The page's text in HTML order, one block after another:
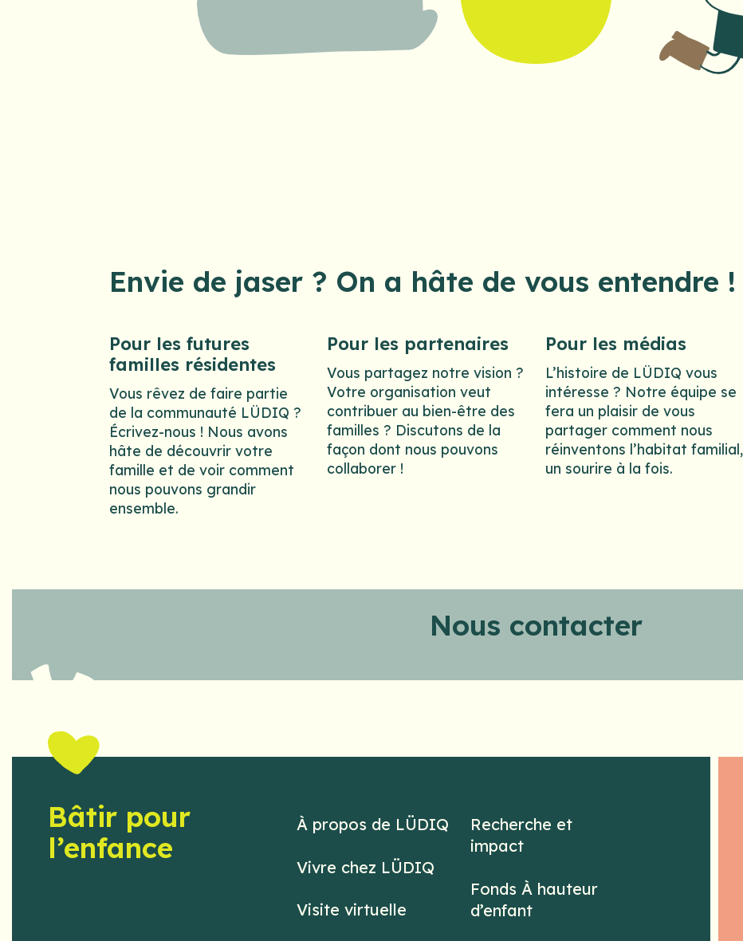
Envie de jaser ? On a hâte de vous entendre !
Pour les futures
familles résidentes
Vous rêvez de faire partie
de la communauté LÜDIQ ?
Écrivez-nous ! Nous avons
hâte de découvrir votre
famille et de voir comment
nous pouvons grandir
ensemble.
Pour les partenaires
Vous partagez notre vision ?
Votre organisation veut
contribuer au bien-être des
familles ? Discutons de la
façon dont nous pouvons
collaborer !
Pour les médias
L’histoire de LÜDIQ vous
intéresse ? Notre équipe se
fera un plaisir de vous
partager comment nous
réinventons l’habitat familial,
un sourire à la fois.
Nous contacter
Bâtir pour
l’enfance
À propos de LÜDIQ
Vivre chez LÜDIQ
Visite virtuelle
Recherche et
impact
Fonds À hauteur
d’enfant